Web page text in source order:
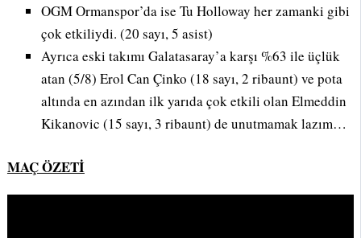
OGM Ormanspor’da ise Tu Holloway her zamanki gibi
çok etkiliydi. (20 sayı, 5 asist)
Ayrıca eski takımı Galatasaray’a karşı %63 ile üçlük
atan (5/8) Erol Can Çinko (18 sayı, 2 ribaunt) ve pota
altında en azından ilk yarıda çok etkili olan Elmeddin
Kikanovic (15 sayı, 3 ribaunt) de unutmamak lazım…
MAÇ ÖZETİ